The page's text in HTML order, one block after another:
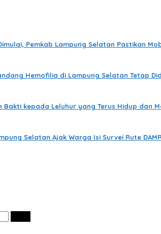
Pemkab Lampung Selatan Pastikan
Hemofilia di Lampung Selatan Tetap
kepada Leluhur yang Terus Hidup dan
Selatan Ajak Warga Isi Survei Rute